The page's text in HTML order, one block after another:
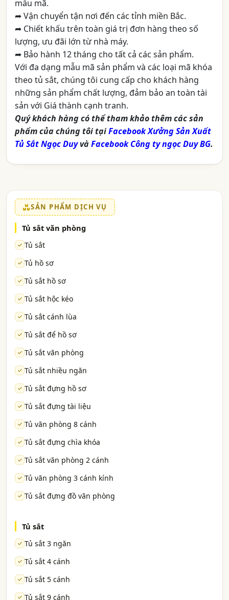
mẫu mã.
➦ Vận chuyển tận nơi đến các tỉnh miền Bắc.
➦ Chiết khấu trên toàn giá trị đơn hàng theo số
lượng, ưu đãi lớn từ nhà máy.
➦ Bảo hành 12 tháng cho tất cả các sản phẩm.
Với đa dạng mẫu mã sản phẩm và các loại mã khóa
theo tủ sắt, chúng tôi cung cấp cho khách hàng
những sản phẩm chất lượng, đảm bảo an toàn tài
sản với Giá thành cạnh tranh.
Quý khách hàng có thể tham khảo thêm các sản
phẩm của chúng tôi tạiFacebook Xưởng Sản Xuất
Tủ Sắt Ngọc DuyvàFacebook Công ty ngọc Duy BG.
SẢN PHẨM DỊCH VỤ
Tủ sắt văn phòng
Tủ sắt
Tủ hồ sơ
Tủ sắt hồ sơ
Tủ sắt hộc kéo
Tủ sắt cánh lùa
Tủ sắt để hồ sơ
Tủ sắt văn phòng
Tủ sắt nhiều ngăn
Tủ sắt đựng hồ sơ
Tủ sắt đựng tài liệu
Tủ văn phòng 8 cánh
Tủ sắt đựng chìa khóa
Tủ sắt văn phòng 2 cánh
Tủ văn phòng 3 cánh kính
Tủ sắt đựng đồ văn phòng
Tủ sắt
Tủ sắt 3 ngăn
Tủ sắt 4 cánh
Tủ sắt 5 cánh
Tủ sắt 9 cánh